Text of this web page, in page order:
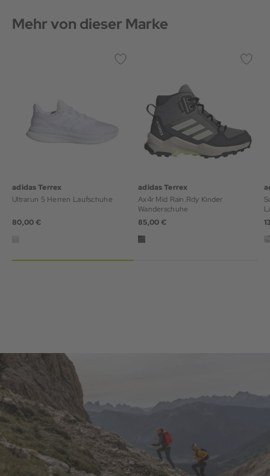
Mehr von dieser Marke
adidas Terrex
Ultrarun 5 Herren Laufschuhe
80,00 €
adidas Terrex
Ax4r Mid Rain.Rdy Kinder
Wanderschuhe
85,00 €